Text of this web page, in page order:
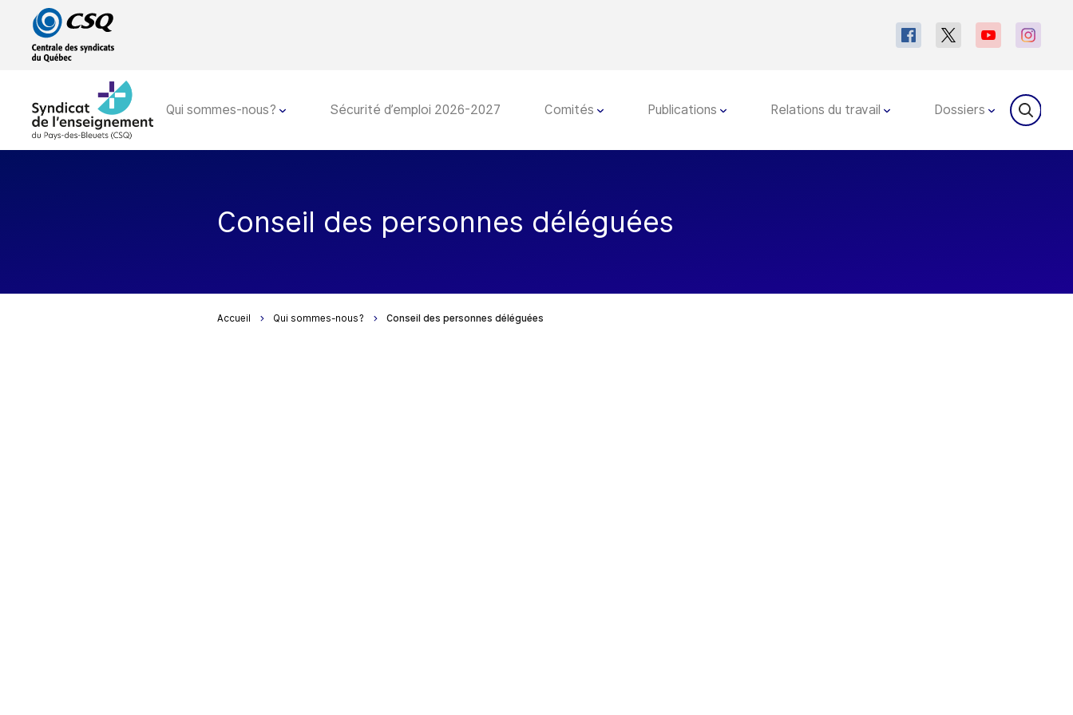
Passer
menu
principal
Passer
contenu
Qui sommes-nous? Sécurité d’emploi 2026-2027 Comités Publications Relations du travail Dossiers
Conseil des personnes déléguées
Accueil Qui sommes-nous? Conseil des personnes déléguées